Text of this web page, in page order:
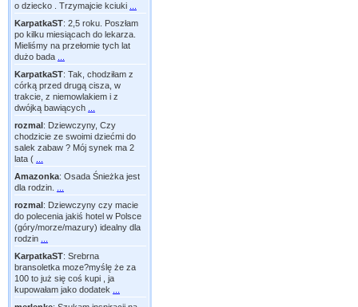
o dziecko . Trzymajcie kciuki
KarpatkaST: 2,5 roku. Poszłam
po kilku miesiącach do lekarza.
Mieliśmy na przełomie tych lat
dużo bada
KarpatkaST: Tak, chodziłam z
córką przed drugą cisza, w
trakcie, z niemowlakiem i z
dwójką bawiących
rozmal: Dziewczyny, Czy
chodzicie ze swoimi dziećmi do
salek zabaw ? Mój synek ma 2
lata (
Amazonka: Osada Śnieżka jest
dla rodzin.
rozmal: Dziewczyny czy macie
do polecenia jakiś hotel w Polsce
(góry/morze/mazury) idealny dla
rodzin
KarpatkaST: Srebrna
bransoletka moze?myślę że za
100 to już się coś kupi , ja
kupowałam jako dodatek